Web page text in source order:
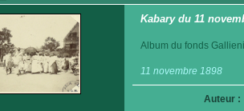
Kabary du 11
Album du fonds
11 novembre 1898
Auteur :